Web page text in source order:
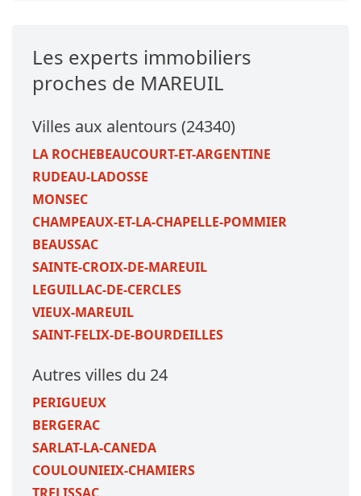
Les experts immobiliers
proches de MAREUIL
Villes aux alentours (24340)
LA ROCHEBEAUCOURT-ET-ARGENTINE
RUDEAU-LADOSSE
MONSEC
CHAMPEAUX-ET-LA-CHAPELLE-POMMIER
BEAUSSAC
SAINTE-CROIX-DE-MAREUIL
LEGUILLAC-DE-CERCLES
VIEUX-MAREUIL
SAINT-FELIX-DE-BOURDEILLES
Autres villes du 24
PERIGUEUX
BERGERAC
SARLAT-LA-CANEDA
COULOUNIEIX-CHAMIERS